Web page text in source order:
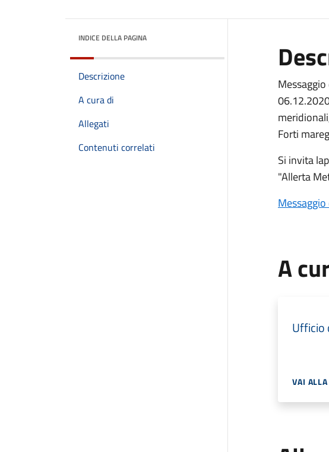
INDICE DELLA PAGINA
Descrizione
A cura di
Allegati
Contenuti correlati
Forti
Si invita
"Allerta
A
Ufficio
VAI